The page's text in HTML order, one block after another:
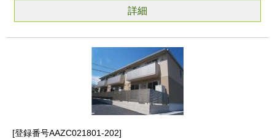
詳細
登録番号AAZC021801-202